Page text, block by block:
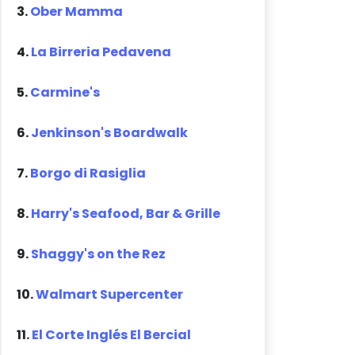
3.Ober Mamma
4.La Birreria Pedavena
5.Carmine's
6.Jenkinson's Boardwalk
7.Borgo di Rasiglia
8.Harry's Seafood, Bar & Grille
9.Shaggy's on the Rez
10.Walmart Supercenter
11.El Corte Inglés El Bercial